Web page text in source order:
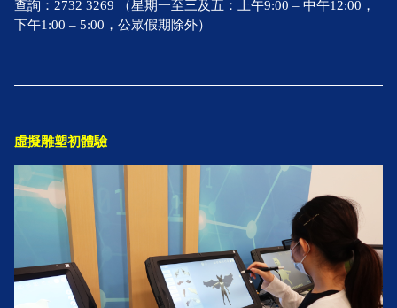
查詢：2732 3269 （星期一至三及五：上午9:00 – 中午12:00，
下午1:00 – 5:00，公眾假期除外）
虛擬雕塑初體驗